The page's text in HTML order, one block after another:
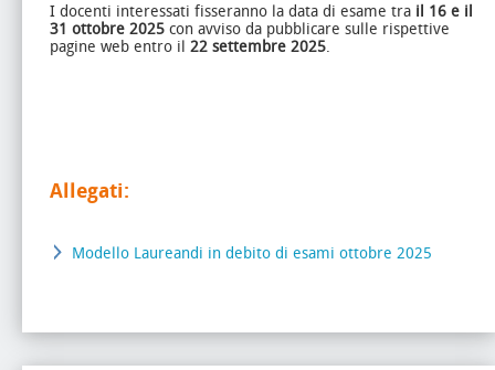
I docenti interessati fisseranno la data di esame tra il 16 e il
31 ottobre 2025 con avviso da pubblicare sulle rispettive
pagine web entro il 22 settembre 2025.
Allegati:
Modello Laureandi in debito di esami ottobre 2025